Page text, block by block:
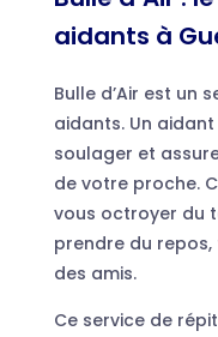
aidants à
Bulle d’Air est un
aidants. Un
soulager et
de votre proche.
vous octroyer du
prendre du
des amis.
Ce service de